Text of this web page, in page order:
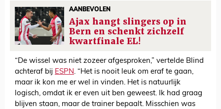
AANBEVOLEN
Ajax hangt slingers op in
Bern en schenkt zichzelf
kwartfinale EL!
“De wissel was niet zozeer afgesproken,” vertelde Blind
achteraf bij ESPN. “Het is nooit leuk om eraf te gaan,
maar ik kon me er wel in vinden. Het is natuurlijk
logisch, omdat ik er even uit ben geweest. Ik had graag
blijven staan, maar de trainer bepaalt. Misschien was